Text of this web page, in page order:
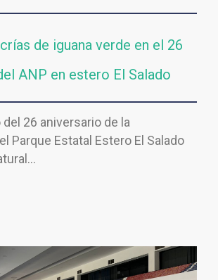
de iguana verde en el 26
ANP en estero El Salado
26 aniversario de la
Parque Estatal Estero El Salado